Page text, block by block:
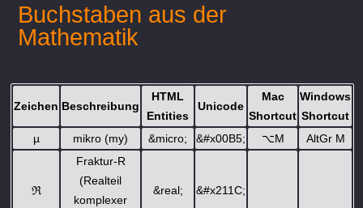
Buchstaben aus der
Mathematik
Zeichen Beschreibung
HTML
Entities
Unicode
Mac
Shortcut
Windows
Shortcut
µ
mikro (my) &micro; &#x00B5; ⌥M AltGr M
ℜ
Fraktur-R
(Realteil
komplexer
&real; &#x211C;